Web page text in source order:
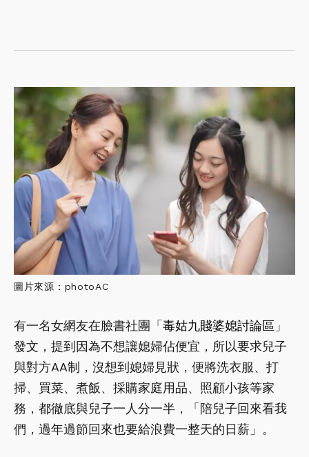
圖片來源：photoAC
有一名女網友在臉書社團「 毒姑九賤婆媳討論區 」
發文，提到因為不想讓媳婦佔便宜，所以要求兒子
與對方AA制，沒想到媳婦見狀，便將洗衣服、打
掃、買菜、煮飯、採購家庭用品、照顧小孩等家
務，都徹底與兒子一人分一半，「陪兒子回來看我
們，過年過節回來也要給浪費一整天的日薪」。